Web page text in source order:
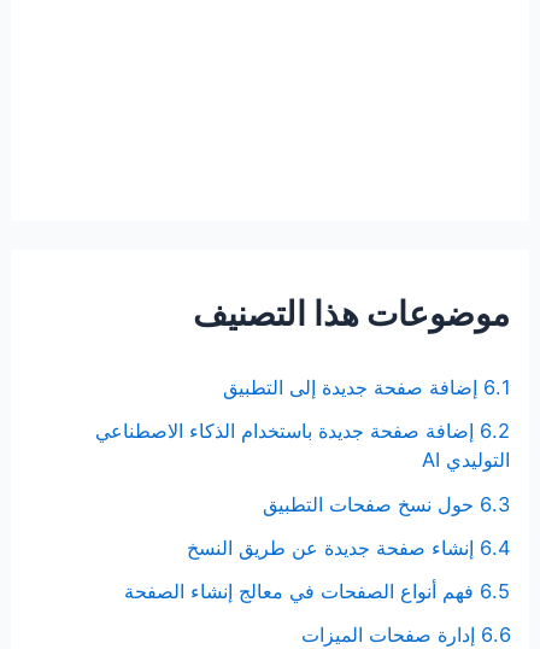
موضوعات هذا التصنيف
6.1 إضافة صفحة جديدة إلى التطبيق
6.2 إضافة صفحة جديدة باستخدام الذكاء الاصطناعي
التوليدي AI
6.3 حول نسخ صفحات التطبيق
6.4 إنشاء صفحة جديدة عن طريق النسخ
6.5 فهم أنواع الصفحات في معالج إنشاء الصفحة
6.6 إدارة صفحات الميزات